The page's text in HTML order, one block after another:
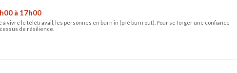
à 17h00
vivre le télétravail, les personnes en burn in (pré burn out). Pour se forger une confiance
de résilience.